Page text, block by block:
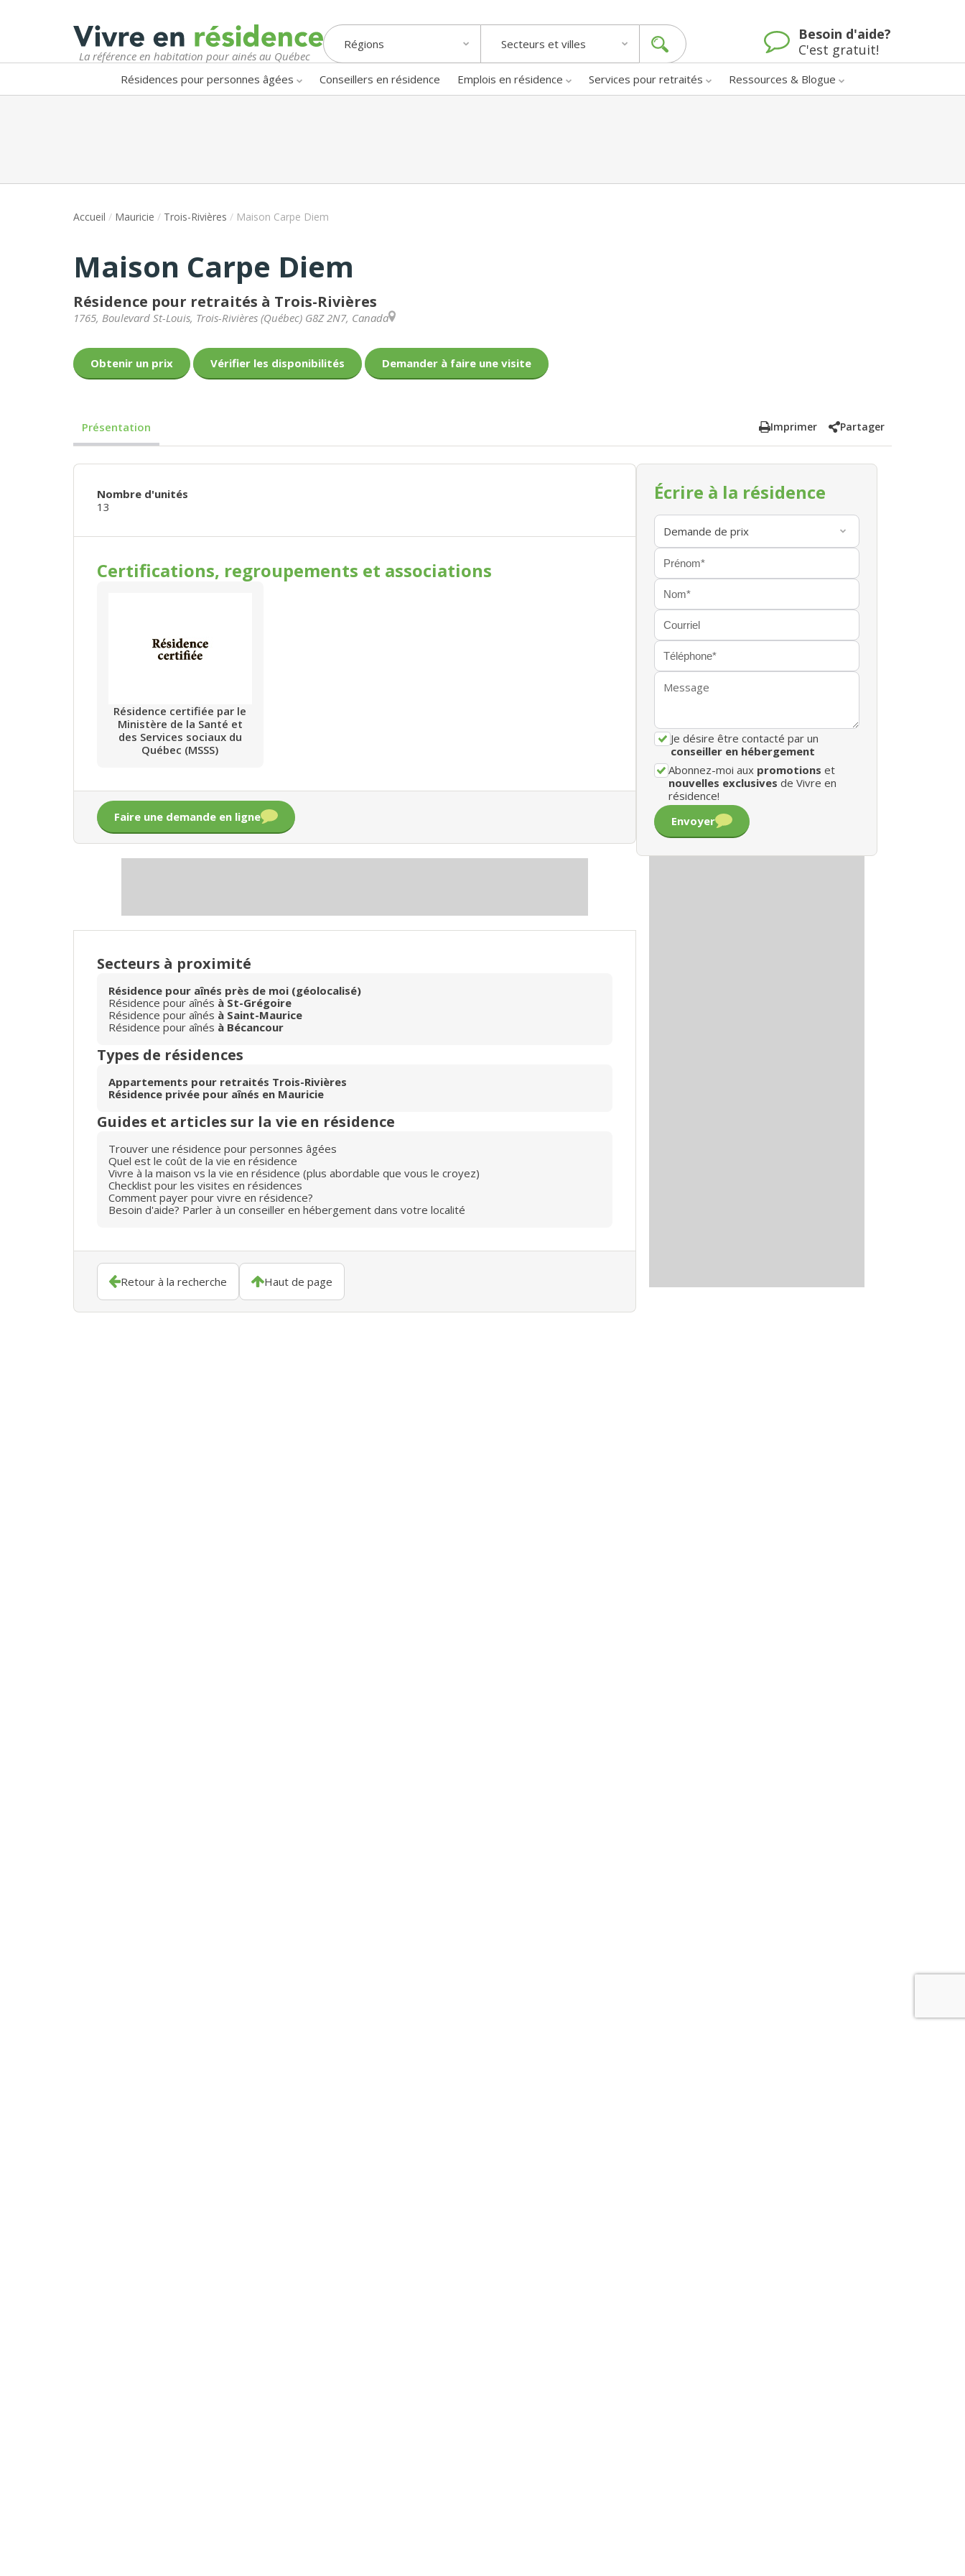
La référence en habitation pour ainés au Québec
Régions Secteurs et villes
Besoin d'aide?
C'est gratuit!
Résidences pour personnes âgées Conseillers en résidence Emplois en résidence Services pour retraités Ressources & Blogue
Accueil / Mauricie / Trois-Rivières / Maison Carpe Diem
Maison Carpe Diem
Résidence pour retraités à Trois-Rivières
1765, Boulevard St-Louis, Trois-Rivières (Québec) G8Z 2N7, Canada
Obtenir un prix Vérifier les disponibilités Demander à faire une visite
Présentation Imprimer Partager
Nombre d'unités
13
Certifications, regroupements et associations
Résidence certifiée par le
Ministère de la Santé et
des Services sociaux du
Québec (MSSS)
Faire une demande en ligne
Secteurs à proximité
Résidence pour aînés près de moi (géolocalisé)
Résidence pour aînés à St-Grégoire
Résidence pour aînés à Saint-Maurice
Résidence pour aînés à Bécancour
Types de résidences
Appartements pour retraités Trois-Rivières
Résidence privée pour aînés en Mauricie
Guides et articles sur la vie en résidence
Trouver une résidence pour personnes âgées
Quel est le coût de la vie en résidence
Vivre à la maison vs la vie en résidence (plus abordable que vous le croyez)
Checklist pour les visites en résidences
Comment payer pour vivre en résidence?
Besoin d'aide? Parler à un conseiller en hébergement dans votre localité
Retour à la recherche Haut de page
Écrire à la résidence
Je désire être contacté par un
conseiller en hébergement
Abonnez-moi aux promotions et
nouvelles exclusives de Vivre en
résidence!
Envoyer